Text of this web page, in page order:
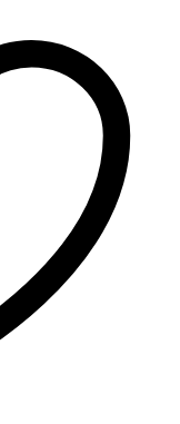
Опции
можно
выбрать
товара.